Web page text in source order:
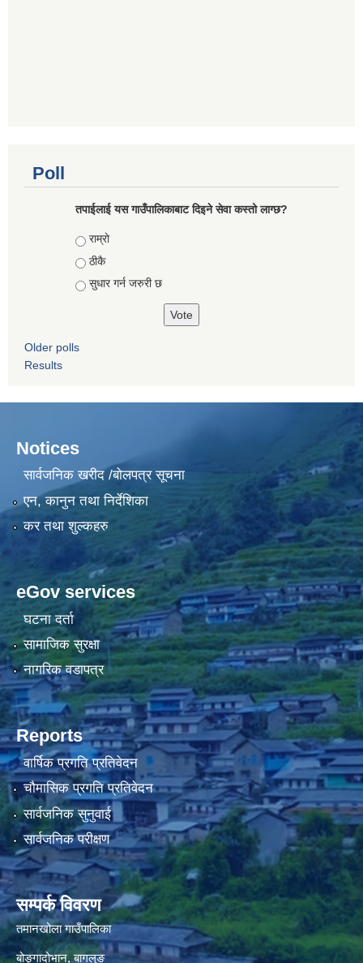
Poll
तपाईलाई यस गाउँपालिकाबाट दिइने सेवा कस्तो लाग्छ?
Choices
राम्राे
ठीकै
सुधार गर्न जरुरी छ
Older polls
Results
Notices
सार्वजनिक खरीद /बोलपत्र सूचना
एन, कानुन तथा निर्देशिका
कर तथा शुल्कहरु
eGov services
घटना दर्ता
सामाजिक सुरक्षा
नागरिक वडापत्र
Reports
वार्षिक प्रगति प्रतिवेदन
चौमासिक प्रगति प्रतिवेदन
सार्वजनिक सुनुवाई
सार्वजनिक परीक्षण
सम्पर्क विवरण
तमानखोला गाउँपालिका
बोङ्गादोभान, बागलुङ